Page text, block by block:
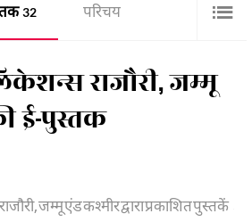
32 परिचय
राजौरी, जम्मू
ई-पुस्तक
जम्मू एंड कश्मीर द्वारा प्रकाशित पुस्तकें